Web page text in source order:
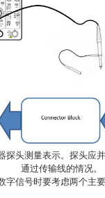
探头测量表示。探头应
通过传输线的情况。
字信号时要考虑两个主